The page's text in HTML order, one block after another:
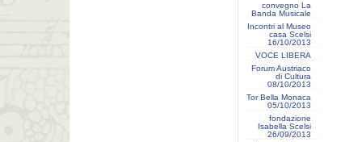
convegno La
Banda Musicale
Incontri al Museo
casa Scelsi
16/10/2013
VOCE LIBERA
Forum Austriaco
di Cultura
08/10/2013
Tor Bella Monaca
05/10/2013
fondazione
Isabella Scelsi
26/09/2013